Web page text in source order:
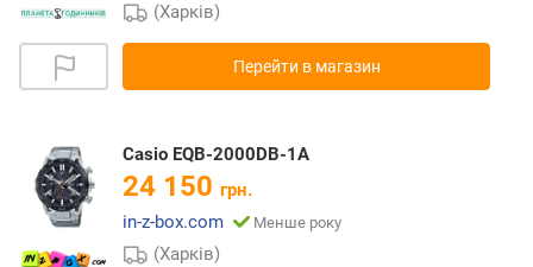
(Харків)
Перейти в магазин
Casio EQB-2000DB-1A
24 150 грн.
in-z-box.com
Менше року
(Харків)